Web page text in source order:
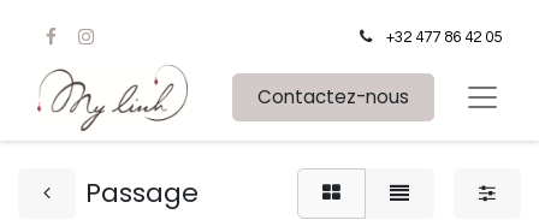
+32 477 86 42 05
Contactez-nous
Passage